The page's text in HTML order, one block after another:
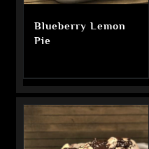
Blueberry Lemon
Pie